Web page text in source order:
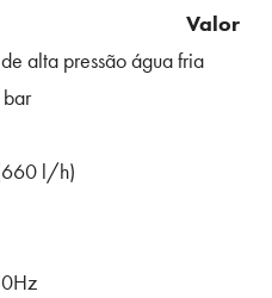
Valor
alta pressão água fria
l/h)